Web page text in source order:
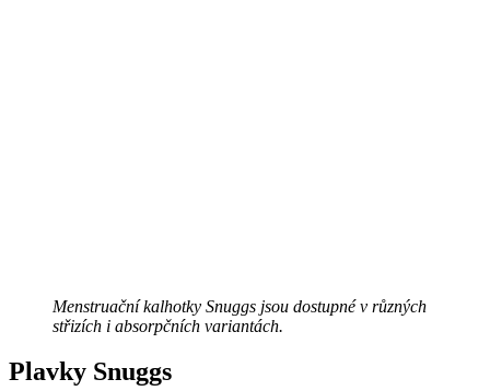
Menstruační kalhotky Snuggs jsou dostupné v různých
střizích i absorpčních variantách.
Plavky Snuggs